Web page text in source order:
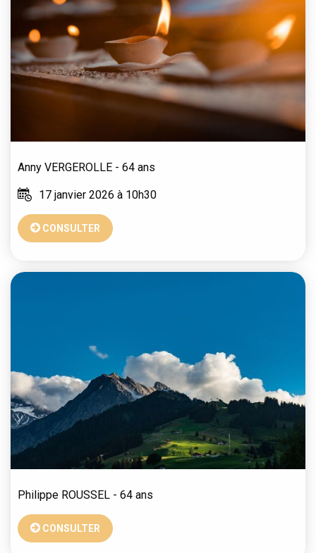
Anny VERGEROLLE - 64 ans
17 janvier 2026 à 10h30
CONSULTER
Philippe ROUSSEL - 64 ans
CONSULTER